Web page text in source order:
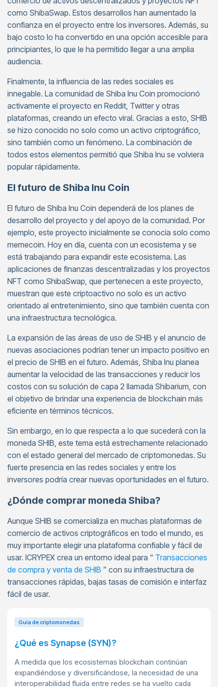
como ShibaSwap. Estos desarrollos han aumentado la
confianza en el proyecto entre los inversores. Además, su
bajo costo lo ha convertido en una opción accesible para
principiantes, lo que le ha permitido llegar a una amplia
audiencia.
Finalmente, la influencia de las redes sociales es
innegable. La comunidad de Shiba Inu Coin promocionó
activamente el proyecto en Reddit, Twitter y otras
plataformas, creando un efecto viral. Gracias a esto, SHIB
se hizo conocido no solo como un activo criptográfico,
sino también como un fenómeno. La combinación de
todos estos elementos permitió que Shiba Inu se volviera
popular rápidamente.
El futuro de Shiba Inu Coin
El futuro de Shiba Inu Coin dependerá de los planes de
desarrollo del proyecto y del apoyo de la comunidad. Por
ejemplo, este proyecto inicialmente se conocía solo como
memecoin. Hoy en día, cuenta con un ecosistema y se
está trabajando para expandir este ecosistema. Las
aplicaciones de finanzas descentralizadas y los proyectos
NFT como ShibaSwap, que pertenecen a este proyecto,
muestran que este criptoactivo no solo es un activo
orientado al entretenimiento, sino que también cuenta con
una infraestructura tecnológica.
La expansión de las áreas de uso de SHIB y el anuncio de
nuevas asociaciones podrían tener un impacto positivo en
el precio de SHIB en el futuro. Además, Shiba Inu planea
aumentar la velocidad de las transacciones y reducir los
costos con su solución de capa 2 llamada Shibarium, con
el objetivo de brindar una experiencia de blockchain más
eficiente en términos técnicos.
Sin embargo, en lo que respecta a lo que sucederá con la
moneda SHIB, este tema está estrechamente relacionado
con el estado general del mercado de criptomonedas. Su
fuerte presencia en las redes sociales y entre los
inversores podría crear nuevas oportunidades en el futuro.
¿Dónde comprar moneda Shiba?
Aunque SHIB se comercializa en muchas plataformas de
comercio de activos criptográficos en todo el mundo, es
muy importante elegir una plataforma confiable y fácil de
usar. ICRYPEX crea un entorno ideal para “ Transacciones
de compra y venta de SHIB ” con su infraestructura de
transacciones rápidas, bajas tasas de comisión e interfaz
fácil de usar.
Guía de criptomonedas
¿Qué es Synapse (SYN)?
A medida que los ecosistemas blockchain continúan
expandiéndose y diversificándose, la necesidad de una
interoperabilidad fluida entre redes se ha vuelto cada